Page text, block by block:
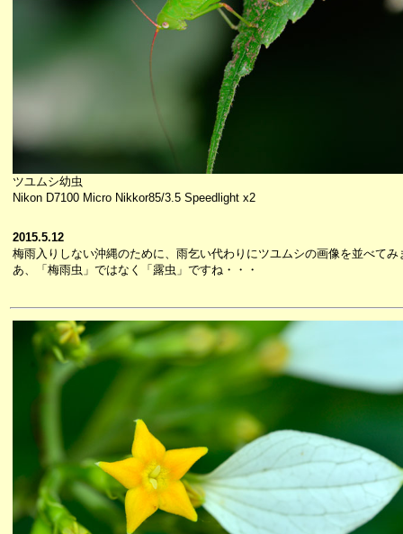
ツユムシ幼虫
Nikon D7100 Micro Nikkor85/3.5 Speedlight x2
2015.5.12
梅雨入りしない沖縄のために、雨乞い代わりにツユムシの画像を並べてみ
あ、「梅雨虫」ではなく「露虫」ですね・・・